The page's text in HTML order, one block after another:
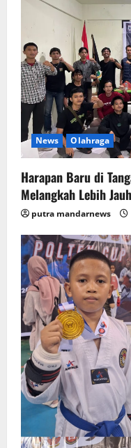
News Olahraga
Harapan Baru di
Melangkah Lebih Jauh
putra mandarnews